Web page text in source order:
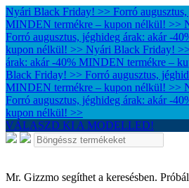
Nyári Black Friday! >> Forró
MINDEN termékre – kupon nélkül! >>
Forró augusztus, jéghideg árak: akár -
kupon nélkül! >> Nyári Black Friday!
árak: akár -40% MINDEN termékre –
Black Friday! >> Forró augusztus,
MINDEN termékre – kupon nélkül! >>
Forró augusztus, jéghideg árak: akár -
kupon nélkül! >>
VÁLASZD KI A MODELLED!
Mr. Gizzmo segíthet a keresésben.